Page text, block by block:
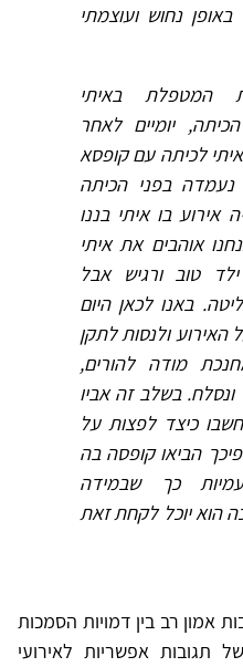
נחוש ועוצמתי
המטפלת באיתי
יומיים לאחר
איתי לכיתה עם קופסא
בפני הכיתה
אירוע בו איתי בננו
אוהבים את איתי
טוב ורגיש אבל
באנו לכאן היום
האירוע ולנסות לתקן
מודה להורים,
בשלב זה אביו
כיצד לפצות על
הביאו קופסה בה
כך שבמידה
הוא יוכל לקחת זאת
אמון רב בין דמויות הסמכות
תגובות אפשריות לאירועי